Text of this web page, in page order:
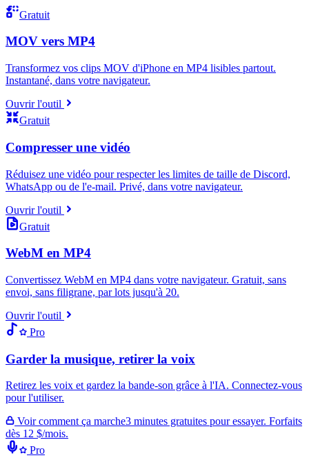
Gratuit
MOV vers MP4
Transformez vos clips MOV d'iPhone en MP4 lisibles partout.
Instantané, dans votre navigateur.
Ouvrir l'outil
Gratuit
Compresser une vidéo
Réduisez une vidéo pour respecter les limites de taille de Discord,
WhatsApp ou de l'e-mail. Privé, dans votre navigateur.
Ouvrir l'outil
Gratuit
WebM en MP4
Convertissez WebM en MP4 dans votre navigateur. Gratuit, sans
envoi, sans filigrane, par lots jusqu'à 20.
Ouvrir l'outil
Pro
Garder la musique, retirer la voix
Retirez les voix et gardez la bande-son grâce à l'IA. Connectez-vous
pour l'utiliser.
Voir comment ça marche3 minutes gratuites pour essayer. Forfaits
dès 12 $/mois.
Pro